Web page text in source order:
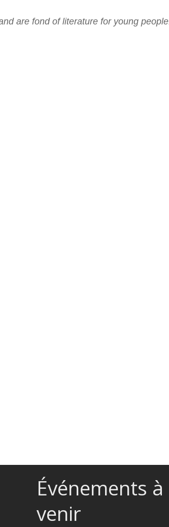
are fond of literature for young
Événements à
venir